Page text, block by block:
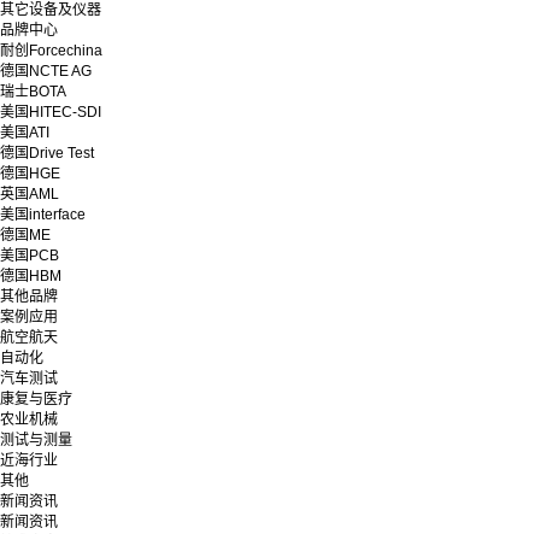
其它设备及仪器
品牌中心
耐创Forcechina
德国NCTE AG
瑞士BOTA
美国HITEC-SDI
美国ATI
德国Drive Test
德国HGE
英国AML
美国interface
德国ME
美国PCB
德国HBM
其他品牌
案例应用
航空航天
自动化
汽车测试
康复与医疗
农业机械
测试与测量
近海行业
其他
新闻资讯
新闻资讯